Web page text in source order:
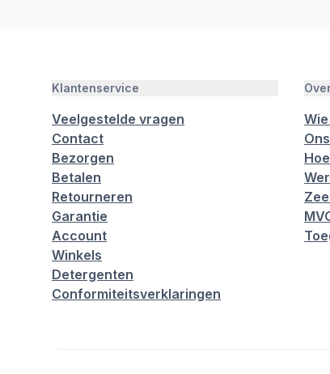
Klantenservice
Veelgestelde vragen
Contact
Bezorgen
Betalen
Retourneren
Garantie
Account
Winkels
Detergenten
Conformiteitsverklaringen